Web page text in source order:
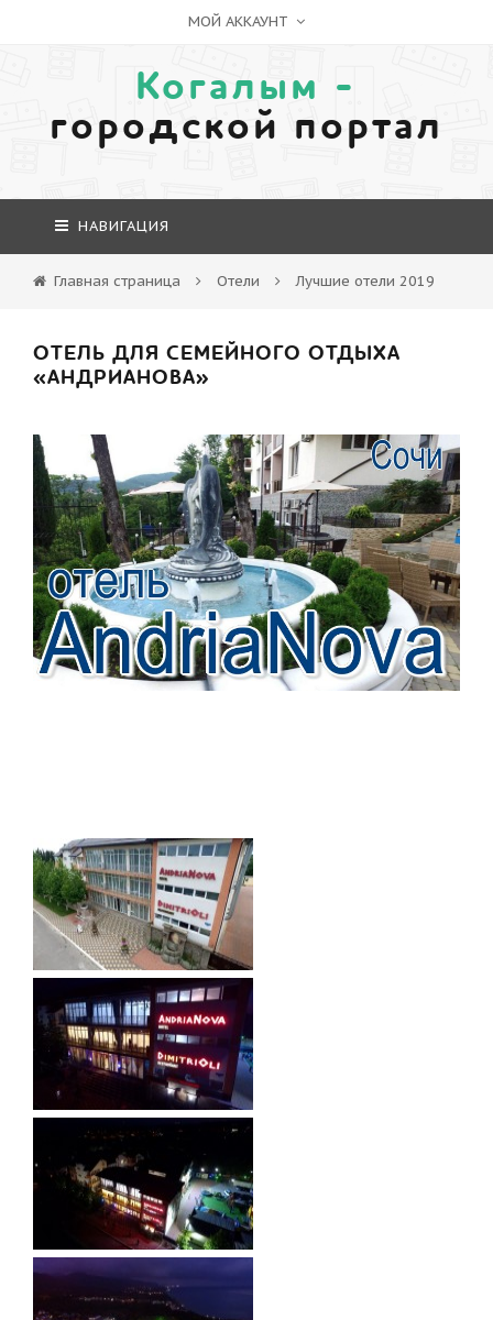
МОЙ АККАУНТ
Когалым -
городской портал
НАВИГАЦИЯ
Главная страница Отели Лучшие отели 2019
ОТЕЛЬ ДЛЯ СЕМЕЙНОГО ОТДЫХА
«АНДРИАНОВА»